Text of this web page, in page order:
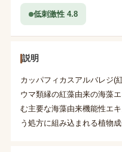
低刺激性 4.8
説明
カッパフィカスアルバレジ(
ウマ類縁の紅藻由来の海藻
む主要な海藻由来機能性エ
う処方に組み込まれる植物成